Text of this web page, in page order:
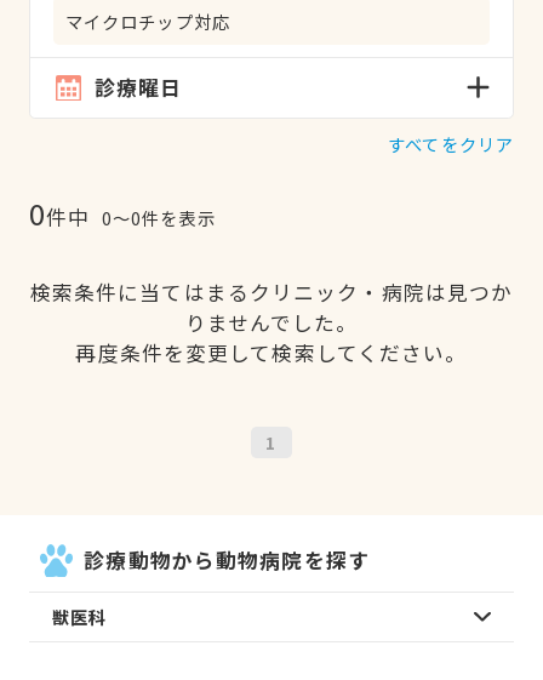
マイクロチップ対応
診療曜日
すべてをクリア
0件中 0〜0件を表示
検索条件に当てはまるクリニック・病院は見つか
りませんでした。
再度条件を変更して検索してください。
1
診療動物から動物病院を探す
獣医科